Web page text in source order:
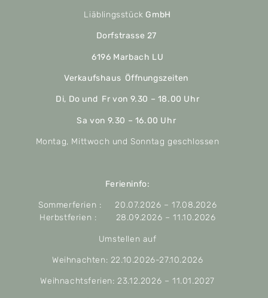
Liäblingsstück GmbH
Dorfstrasse 27
6196 Marbach LU
Verkaufshaus Öffnungszeiten
Di, Do und Fr von 9.30 – 18.00 Uhr
Sa von 9.30 – 16.00 Uhr
Montag, Mittwoch und Sonntag geschlossen
Ferieninfo:
Sommerferien : 20.07.2026 – 17.08.2026
Herbstferien : 28.09.2026 – 11.10.2026
Umstellen auf
Weihnachten: 22.10.2026-27.10.2026
Weihnachtsferien: 23.12.2026 – 11.01.2027